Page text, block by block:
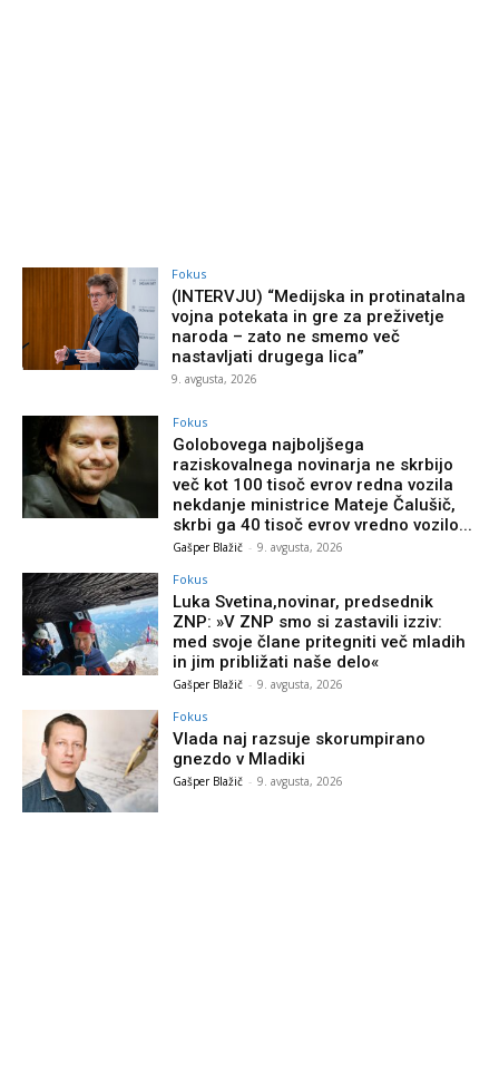
Fokus
(INTERVJU) “Medijska in protinatalna
vojna potekata in gre za preživetje
naroda – zato ne smemo več
nastavljati drugega lica”
9. avgusta, 2026
Fokus
Golobovega najboljšega
raziskovalnega novinarja ne skrbijo
več kot 100 tisoč evrov redna vozila
nekdanje ministrice Mateje Čalušič,
skrbi ga 40 tisoč evrov vredno vozilo...
Gašper Blažič - 9. avgusta, 2026
Fokus
Luka Svetina,novinar, predsednik
ZNP: »V ZNP smo si zastavili izziv:
med svoje člane pritegniti več mladih
in jim približati naše delo«
Gašper Blažič - 9. avgusta, 2026
Fokus
Vlada naj razsuje skorumpirano
gnezdo v Mladiki
Gašper Blažič - 9. avgusta, 2026